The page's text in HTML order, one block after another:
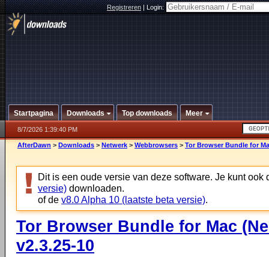
Registreren|Login:
Startpagina Downloads Top downloads Meer
8/7/2026 1:39:40 PM
AfterDawn > Downloads > Netwerk > Webbrowsers > Tor Browser Bundle for
Dit is een oude versie van deze software. Je kunt ook
versie) downloaden.
of de v8.0 Alpha 10 (laatste beta versie).
Tor Browser Bundle for Mac
v2.3.25-10